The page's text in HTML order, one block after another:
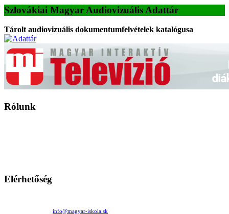
Szlovákiai Magyar Audiovizuális Adattár
Tárolt audiovizuális dokumentumfelvételek katalógusa
Rólunk
Elérhetőség
info@magyar-iskola.sk